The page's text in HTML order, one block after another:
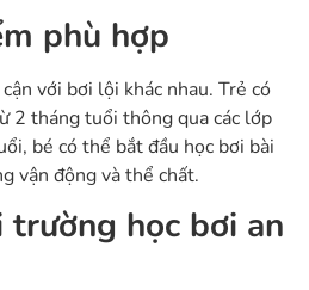
phù hợp
với bơi lội khác nhau. Trẻ có
2 tháng tuổi thông qua các lớp
bé có thể bắt đầu học bơi bài
vận động và thể chất.
trường học bơi an